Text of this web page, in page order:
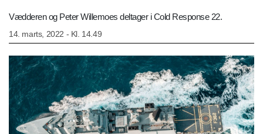
Vædderen og Peter Willemoes deltager i Cold Response 22.
14. marts, 2022 - Kl. 14.49